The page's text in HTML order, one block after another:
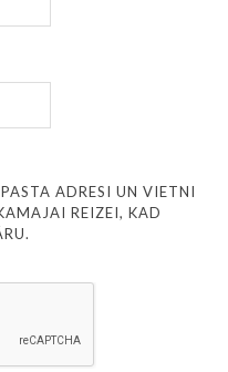
ADRESI UN VIETNI
REIZEI, KAD